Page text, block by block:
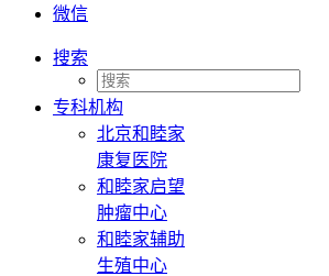
微信
搜索
专科机构
北京和睦家
康复医院
和睦家启望
肿瘤中心
和睦家辅助
生殖中心